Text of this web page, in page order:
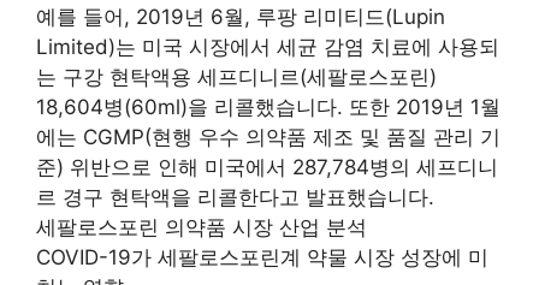
예를 들어, 2019년 6월, 루팡 리미티드(Lupin
Limited)는 미국 시장에서 세균 감염 치료에 사용되
는 구강 현탁액용 세프디니르(세팔로스포린)
18,604병(60ml)을 리콜했습니다. 또한 2019년 1월
에는 CGMP(현행 우수 의약품 제조 및 품질 관리 기
준) 위반으로 인해 미국에서 287,784병의 세프디니
르 경구 현탁액을 리콜한다고 발표했습니다.
세팔로스포린 의약품 시장 산업 분석
COVID-19가 세팔로스포린계 약물 시장 성장에 미